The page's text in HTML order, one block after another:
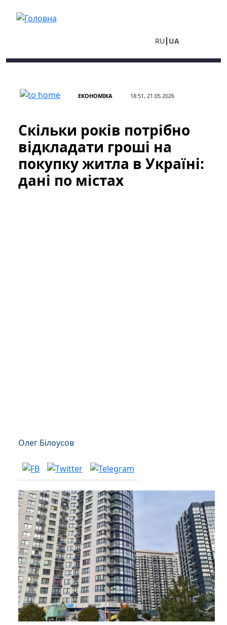
RU UA
ЕКОНОМІКА 18:51, 21.05.2026
Скільки років потрібно
відкладати гроші на
покупку житла в Україні:
дані по містах
Олег Білоусов